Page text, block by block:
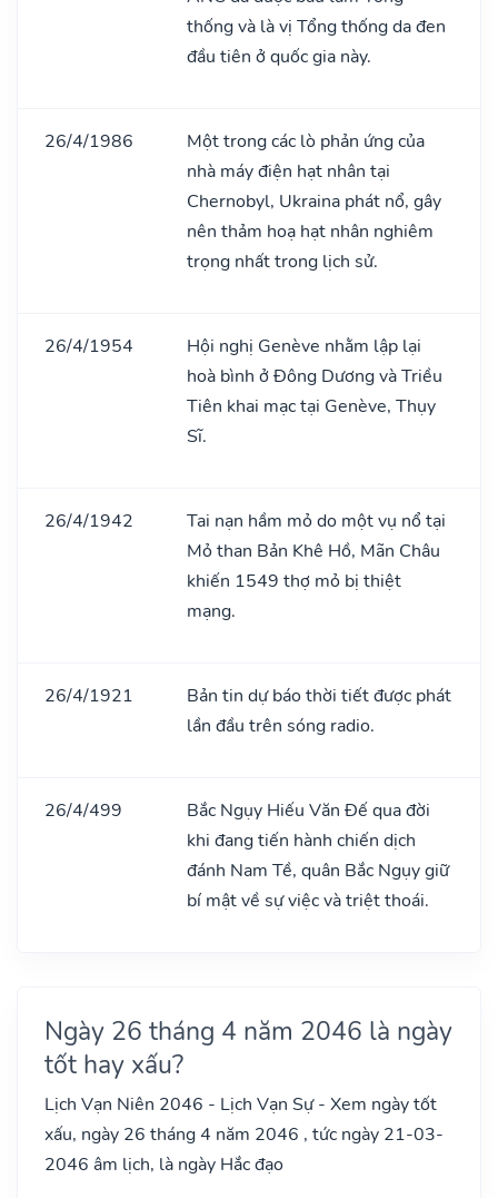
thống và là vị Tổng thống da đen
đầu tiên ở quốc gia này.
26/4/1986
Một trong các lò phản ứng của
nhà máy điện hạt nhân tại
Chernobyl, Ukraina phát nổ, gây
nên thảm hoạ hạt nhân nghiêm
trọng nhất trong lịch sử.
26/4/1954
Hội nghị Genève nhằm lập lại
hoà bình ở Đông Dương và Triều
Tiên khai mạc tại Genève, Thụy
Sĩ.
26/4/1942
Tai nạn hầm mỏ do một vụ nổ tại
Mỏ than Bản Khê Hồ, Mãn Châu
khiến 1549 thợ mỏ bị thiệt
mạng.
26/4/1921
Bản tin dự báo thời tiết được phát
lần đầu trên sóng radio.
26/4/499
Bắc Ngụy Hiếu Văn Đế qua đời
khi đang tiến hành chiến dịch
đánh Nam Tề, quân Bắc Ngụy giữ
bí mật về sự việc và triệt thoái.
Ngày 26 tháng 4 năm 2046 là ngày
tốt hay xấu?
Lịch Vạn Niên 2046 - Lịch Vạn Sự - Xem ngày tốt
xấu, ngày 26 tháng 4 năm 2046 , tức ngày 21-03-
2046 âm lịch, là ngày Hắc đạo